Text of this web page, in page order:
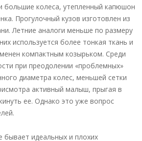
большие колеса, утепленный капюшон
Прогулочный кузов изготовлен из
Летние аналоги меньше по размеру
используется более тонкая ткань и
компактным козырьком. Среди
при преодолении «проблемных»
диаметра колес, меньшей сетки
активный малыш, прыгая в
ее. Однако это уже вопрос
бывает идеальных и плохих